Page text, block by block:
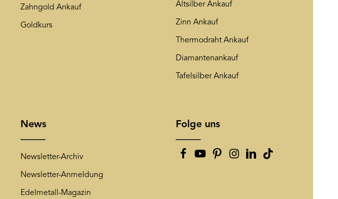
Zahngold Ankauf
Goldkurs
Altsilber Ankauf
Zinn Ankauf
Thermodraht Ankauf
Diamantenankauf
Tafelsilber Ankauf
News
Newsletter-Archiv
Newsletter-Anmeldung
Edelmetall-Magazin
Folge uns